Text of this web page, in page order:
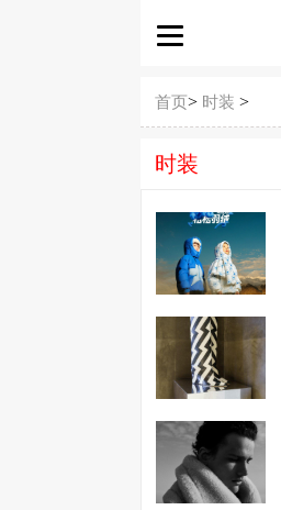
首页> 时装 >
时装